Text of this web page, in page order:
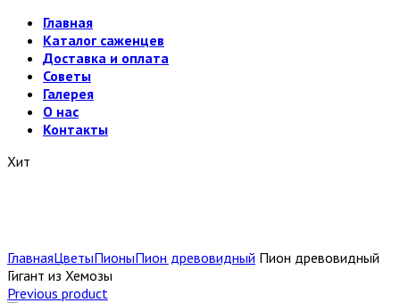
Главная
Каталог саженцев
Доставка и оплата
Советы
Галерея
О нас
Контакты
Хит
ГлавнаяЦветыПионыПион древовидный Пион древовидный
Гигант из Хемозы
Previous product